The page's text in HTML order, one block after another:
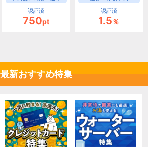
認証済
750pt
認証済
1.5％
最新おすすめ特集